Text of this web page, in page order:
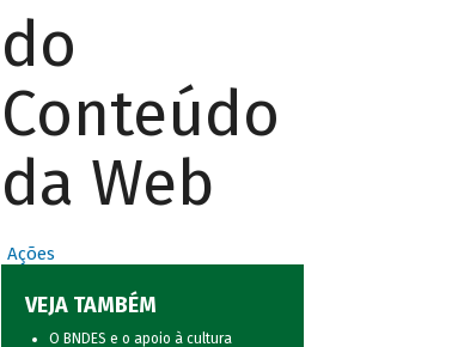
do
Conteúdo
da Web
Ações
VEJA TAMBÉM
O BNDES e o apoio à cultura